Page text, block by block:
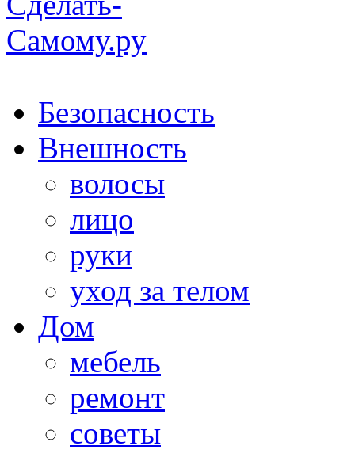
Безопасность
Внешность
волосы
лицо
руки
уход за телом
Дом
мебель
ремонт
советы